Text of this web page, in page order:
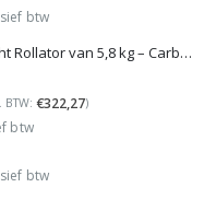
btw
Homecare lichtgewicht Rollator van 5,8 kg – Carbon rollator tot 150 kg draaggewicht – Dubbel opvouwbaar en inclusief reistas - Groen
BTW: €322,27)
btw
btw